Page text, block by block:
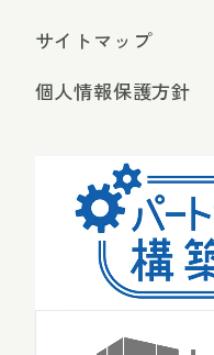
サイトマップ
個人情報保護方針